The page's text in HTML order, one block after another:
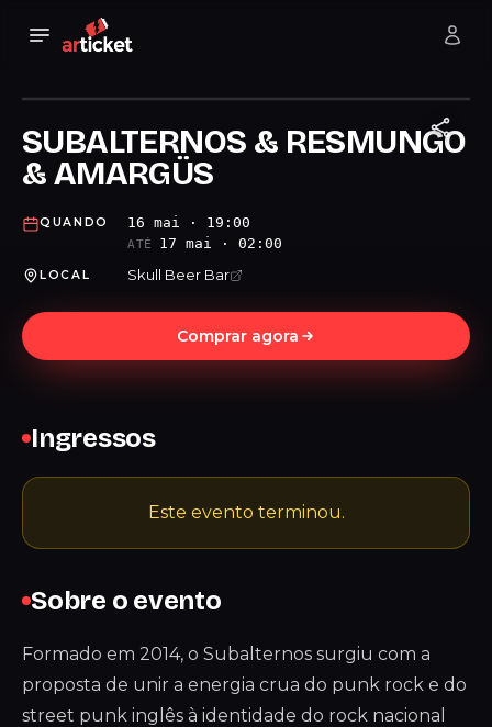
SUBALTERNOS & RESMUNGO
& AMARGÜS
QUANDO 16 mai · 19:00
ATÉ 17 mai · 02:00
LOCAL Skull Beer Bar
Comprar agora
Sobre o evento
Formado em 2014, o Subalternos surgiu com a
proposta de unir a energia crua do punk rock e do
street punk inglês à identidade do rock nacional
Ingressos
Este evento terminou.